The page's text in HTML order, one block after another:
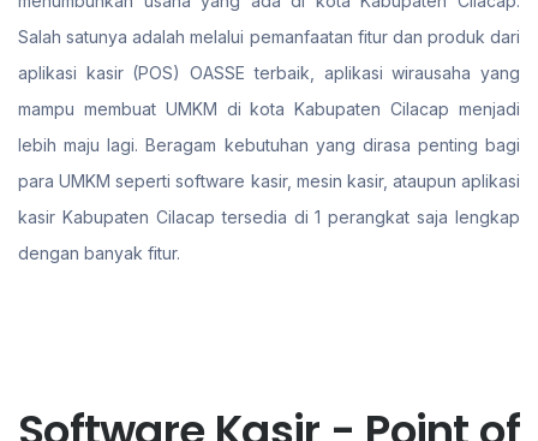
Salah satunya adalah melalui pemanfaatan fitur dan produk dari
aplikasi kasir (POS) OASSE terbaik, aplikasi wirausaha yang
mampu membuat UMKM di kota Kabupaten Cilacap menjadi
lebih maju lagi. Beragam kebutuhan yang dirasa penting bagi
para UMKM seperti software kasir, mesin kasir, ataupun aplikasi
kasir Kabupaten Cilacap tersedia di 1 perangkat saja lengkap
dengan banyak fitur.